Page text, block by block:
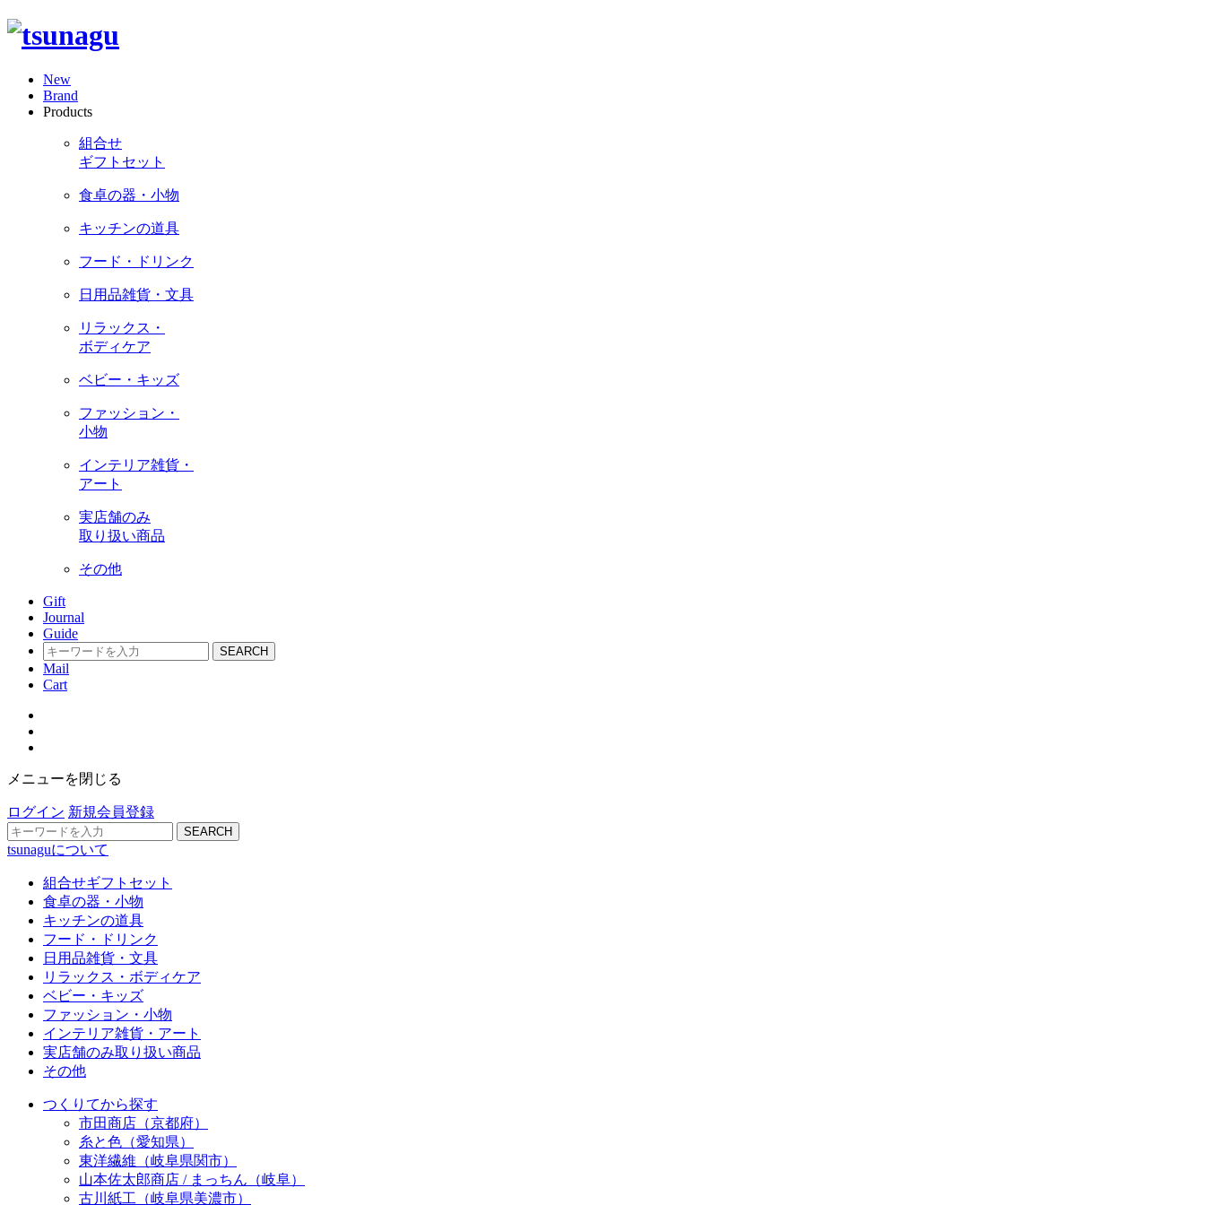
New
Brand
Products
組合せ
ギフトセット
食卓の器・小物
キッチンの道具
フード・ドリンク
日用品雑貨・文具
リラックス・
ボディケア
ベビー・キッズ
ファッション・
小物
インテリア雑貨・
アート
実店舗のみ
取り扱い商品
その他
Gift
Journal
Guide
SEARCH
Mail
Cart
メニューを閉じる
ログイン 新規会員登録
SEARCH
tsunaguについて
組合せギフトセット
食卓の器・小物
キッチンの道具
フード・ドリンク
日用品雑貨・文具
リラックス・ボディケア
ベビー・キッズ
ファッション・小物
インテリア雑貨・アート
実店舗のみ取り扱い商品
その他
つくりてから探す
市田商店（京都府）
糸と色（愛知県）
東洋繊維（岐阜県関市）
山本佐太郎商店 / まっちん（岐阜）
古川紙工（岐阜県美濃市）